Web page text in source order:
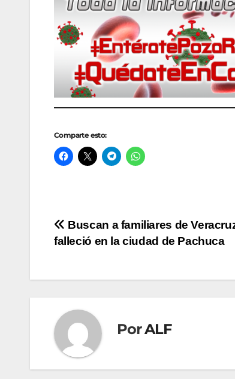
Comparte esto:
Navegación
entradas
Buscan a familiares de
falleció en la ciudad de Pachuca
PorALF